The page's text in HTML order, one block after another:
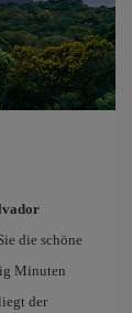
die schöne
Minuten
der